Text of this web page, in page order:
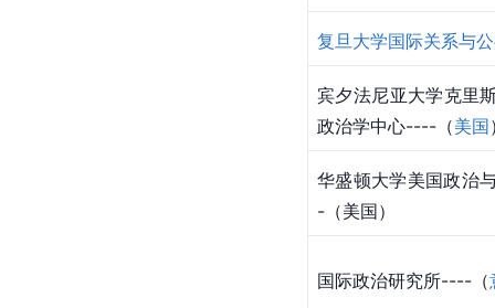
复旦大学国际关系与
宾夕法尼亚大学克里
政治学中心----（美国
华盛顿大学美国政治
-（美国）
国际政治研究所----（